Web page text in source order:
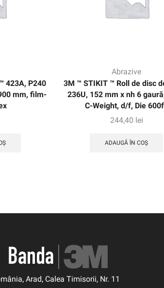
423A, P240
mm, film-
Abrazive
3M ™ STIKIT ™ Roll de disc
236U, 152 mm x nh 6
C-Weight, d/f, Die
244,40 lei
ADAUGĂ ÎN COȘ
Arad, Calea Timisorii, Nr. 11